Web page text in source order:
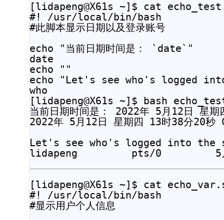
[lidapeng@X61s ~]$ cat
#! /usr/local/bin/bash
#此脚本显示日期以及登录账号
echo "当前日期时间是： `date`"
date
echo ""
echo "Let's see who's logged
who
[lidapeng@X61s ~]$ bash
当前日期时间是： 2022年 5月12日 星
2022年 5月12日 星期四 13时38分20秒
Let's see who's logged into the
[lidapeng@X61s ~]$ cat
#! /usr/local/bin/bash
#显示用户个人信息